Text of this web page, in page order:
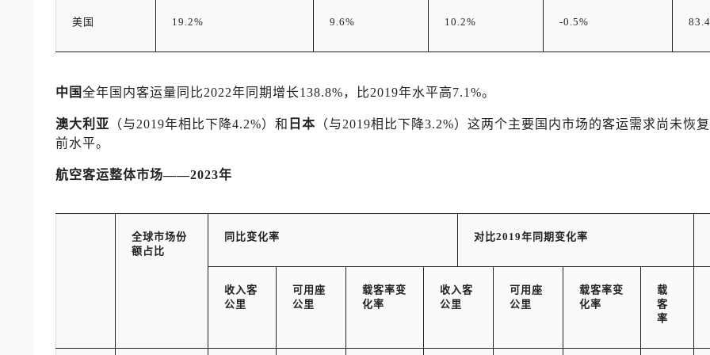
美国 19.2% 9.6% 10.2% -0.5%
中国 全年国内客运量同比2022年同期增长138.8%，比2019年水平高7.1%。
澳大利亚 （与2019年相比下降4.2%）和 日本 （与2019相比下降3.2%）这两个主要国内市场的客运需求尚未恢
前水平。
航空客运整体市场——2023年
全球市场份
额占比
同比变化率 对比2019年同期变化率
收入客
公里
可用座
公里
载客率变
化率
收入客
公里
可用座
公里
载客率变
化率
载
客
率